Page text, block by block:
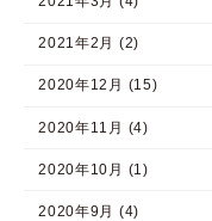
2021年2月 (2)
2020年12月 (15)
2020年11月 (4)
2020年10月 (1)
2020年9月 (4)